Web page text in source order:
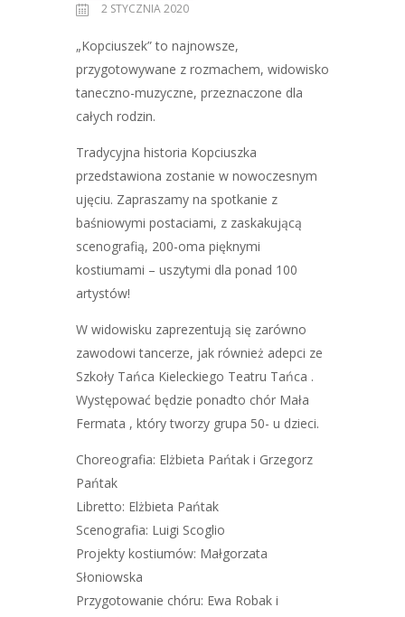
2 STYCZNIA 2020
„Kopciuszek” to najnowsze,
przygotowywane z rozmachem, widowisko
taneczno-muzyczne, przeznaczone dla
całych rodzin.
Tradycyjna historia Kopciuszka
przedstawiona zostanie w nowoczesnym
ujęciu. Zapraszamy na spotkanie z
baśniowymi postaciami, z zaskakującą
scenografią, 200-oma pięknymi
kostiumami – uszytymi dla ponad 100
artystów!
W widowisku zaprezentują się zarówno
zawodowi tancerze, jak również adepci ze
Szkoły Tańca Kieleckiego Teatru Tańca .
Występować będzie ponadto chór Mała
Fermata , który tworzy grupa 50- u dzieci.
Choreografia: Elżbieta Pańtak i Grzegorz
Pańtak
Libretto: Elżbieta Pańtak
Scenografia: Luigi Scoglio
Projekty kostiumów: Małgorzata
Słoniowska
Przygotowanie chóru: Ewa Robak i